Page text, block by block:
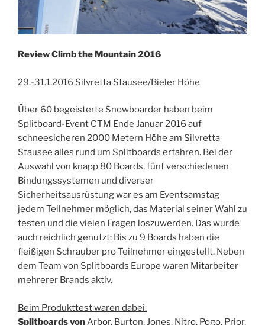
Review Climb the Mountain 2016
29.-31.1.2016 Silvretta Stausee/Bieler Höhe
Über 60 begeisterte Snowboarder haben beim
Splitboard-Event CTM Ende Januar 2016 auf
schneesicheren 2000 Metern Höhe am Silvretta
Stausee alles rund um Splitboards erfahren. Bei der
Auswahl von knapp 80 Boards, fünf verschiedenen
Bindungssystemen und diverser
Sicherheitsausrüstung war es am Eventsamstag
jedem Teilnehmer möglich, das Material seiner Wahl zu
testen und die vielen Fragen loszuwerden. Das wurde
auch reichlich genutzt: Bis zu 9 Boards haben die
fleißigen Schrauber pro Teilnehmer eingestellt. Neben
dem Team von Splitboards Europe waren Mitarbeiter
mehrerer Brands aktiv.
Beim Produkttest waren dabei:
Splitboards vonArbor, Burton, Jones, Nitro, Pogo, Prior,